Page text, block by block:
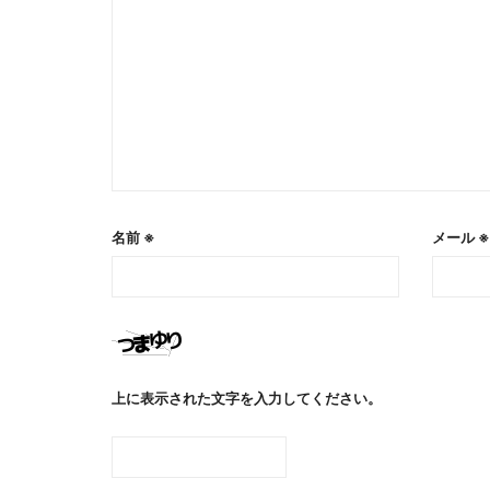
名前 ※ メール※
上に表示された文字を入力してください。